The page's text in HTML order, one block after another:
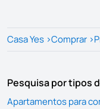
Casa Yes >Comprar >
Pesquisa por tipos